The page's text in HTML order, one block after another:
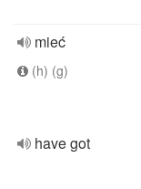
mieć
(h) (g)
have got